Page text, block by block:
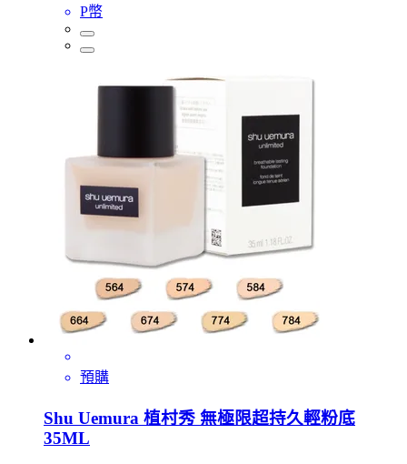
P幣
預購
Shu Uemura 植村秀 無極限超持久輕粉底
35ML